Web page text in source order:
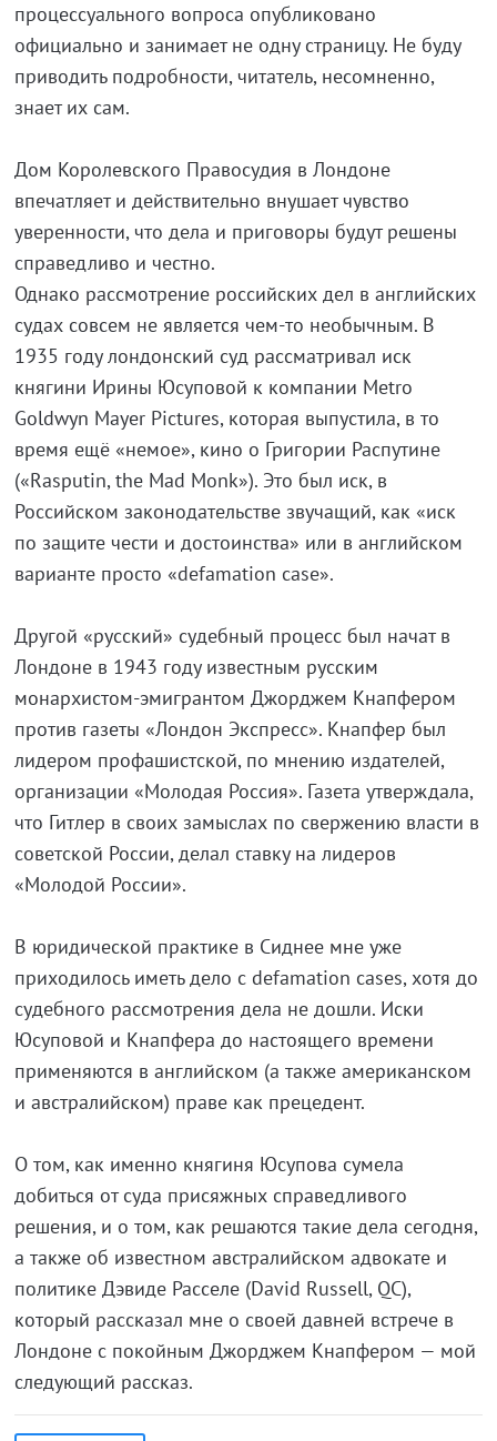
процессуального вопроса опубликовано
официально и занимает не одну страницу. Не буду
приводить подробности, читатель, несомненно,
знает их сам.
Дом Королевского Правосудия в Лондоне
впечатляет и действительно внушает чувство
уверенности, что дела и приговоры будут решены
справедливо и честно.
Однако рассмотрение российских дел в английских
судах совсем не является чем-то необычным. В
1935 году лондонский суд рассматривал иск
княгини Ирины Юсуповой к компании Metro
Goldwyn Mayer Pictures, которая выпустила, в то
время ещё «немое», кино о Григории Распутине
(«Rasputin, the Mad Monk»). Это был иск, в
Российском законодательстве звучащий, как «иск
по защите чести и достоинства» или в английском
варианте просто «defamation case».
Другой «русский» судебный процесс был начат в
Лондоне в 1943 году известным русским
монархистом-эмигрантом Джорджем Кнапфером
против газеты «Лондон Экспресс». Кнапфер был
лидером профашистской, по мнению издателей,
организации «Молодая Россия». Газета утверждала,
что Гитлер в своих замыслах по свержению власти в
советской России, делал ставку на лидеров
«Молодой России».
В юридической практике в Сиднее мне уже
приходилось иметь дело с defamation cases, хотя до
судебного рассмотрения делa не дошли. Иски
Юсуповой и Кнапфера до настоящего времени
применяются в английском (а также американском
и австралийском) праве как прецедент.
О том, как именно княгиня Юсупова сумела
добиться от суда присяжных справедливого
решения, и о том, как решаются такие дела сегодня,
а также об известном австралийском адвокате и
политике Дэвиде Расселе (David Russell, QC),
который рассказал мне о своей давней встрече в
Лондоне с покойным Джорджем Кнапфером — мой
следующий рассказ.